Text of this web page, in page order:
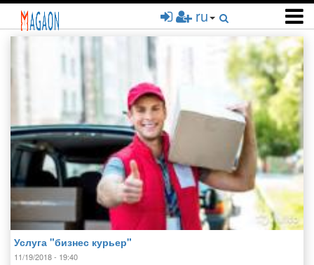
Перейти
основному
ru
Услуга "бизнес курьер"
11/19/2018 - 19:40